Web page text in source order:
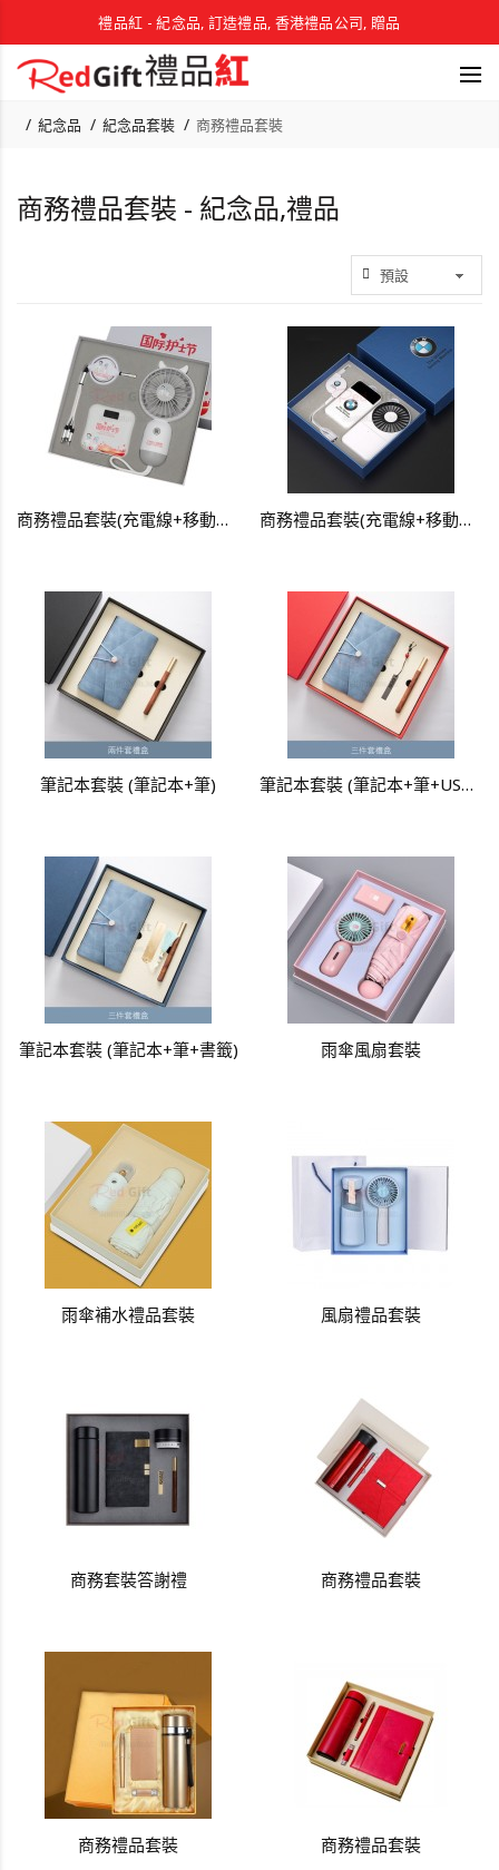
禮品紅 - 紀念品, 訂造禮品, 香港禮品公司, 贈品
紀念品 紀念品套裝 商務禮品套裝
商務禮品套裝 - 紀念品,禮品
商務禮品套裝(充電線+移動電源+風扇) 商務禮品套裝(充電線+移動電源+風扇)
筆記本套裝 (筆記本+筆) 筆記本套裝 (筆記本+筆+USB手指)
筆記本套裝 (筆記本+筆+書籤) 雨傘風扇套裝
雨傘補水禮品套裝 風扇禮品套裝
商務套裝答謝禮 商務禮品套裝
商務禮品套裝 商務禮品套裝